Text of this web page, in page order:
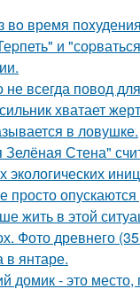
время
и
всегда повод
хватает
в ловушке.
Стена"
просто опускаются
жить в этой
Фото древнего
в янтаре.
домик - это место,